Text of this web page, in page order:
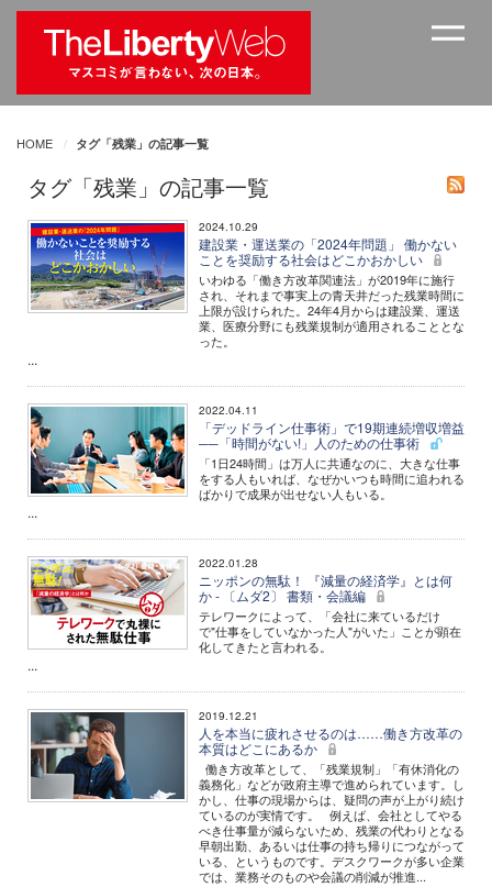
HOME タグ「残業」の記事一覧
タグ「残業」の記事一覧
2024.10.29
建設業・運送業の「2024年問題」 働かない
ことを奨励する社会はどこかおかしい
いわゆる「働き方改革関連法」が2019年に施行
され、それまで事実上の青天井だった残業時間に
上限が設けられた。24年4月からは建設業、運送
業、医療分野にも残業規制が適用されることとな
った。
...
2022.04.11
「デッドライン仕事術」で19期連続増収増益
──「時間がない!」人のための仕事術
「1日24時間」は万人に共通なのに、大きな仕事
をする人もいれば、なぜかいつも時間に追われる
ばかりで成果が出せない人もいる。
...
2022.01.28
ニッポンの無駄！ 『減量の経済学』とは何
か - 〔ムダ2〕 書類・会議編
テレワークによって、「会社に来ているだけ
で"仕事をしていなかった人"がいた」ことが顕在
化してきたと言われる。
...
2019.12.21
人を本当に疲れさせるのは……働き方改革の
本質はどこにあるか
働き方改革として、「残業規制」「有休消化の
義務化」などが政府主導で進められています。し
かし、仕事の現場からは、疑問の声が上がり続け
ているのが実情です。 例えば、会社としてやる
べき仕事量が減らないため、残業の代わりとなる
早朝出勤、あるいは仕事の持ち帰りにつながって
いる、というものです。デスクワークが多い企業
では、業務そのものや会議の削減が推進...